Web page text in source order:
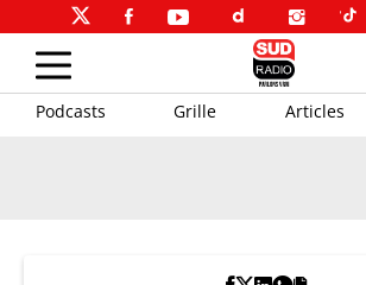
Podcasts Grille Articles